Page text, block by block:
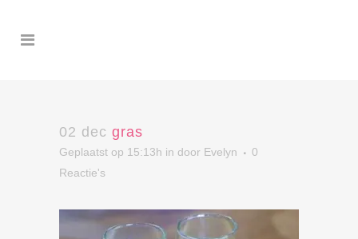
02 dec gras
Geplaatst op 15:13h in door Evelyn
0
Reactie's